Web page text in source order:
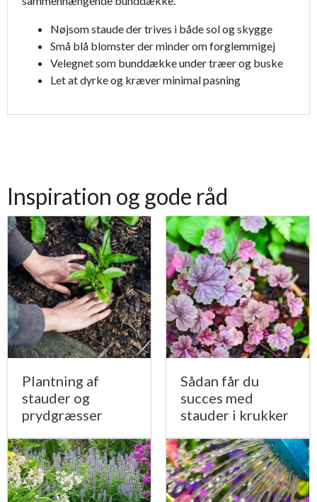
Nøjsom staude der trives i både sol og skygge
Små blå blomster der minder om forglemmigej
Velegnet som bunddække under træer og buske
Let at dyrke og kræver minimal pasning
Inspiration og gode råd
Plantning af
stauder og
prydgræsser
Sådan får du
succes med
stauder i krukker